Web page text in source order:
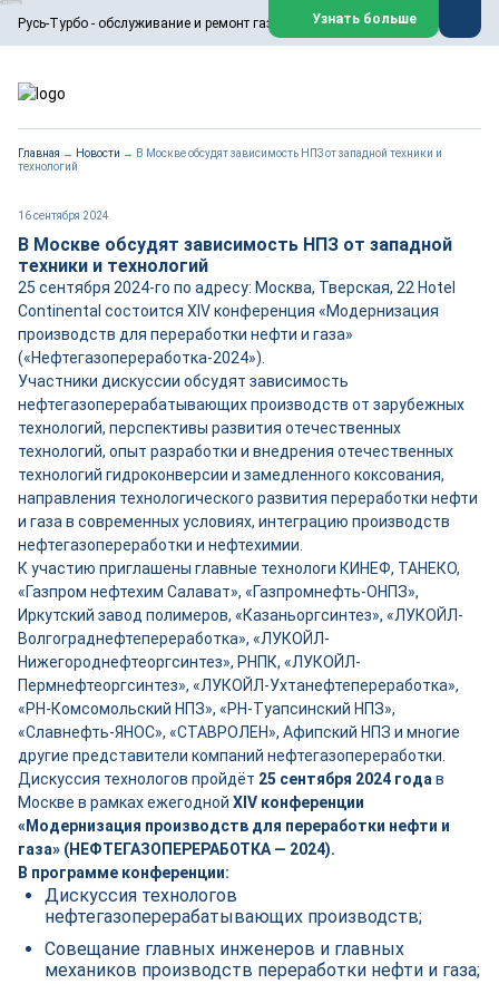
Русь-Турбо - обслуживание и ремонт газовых паровых турбин
ООО «Русь-Турбо» занимается сервисом газовых и паровых
турбин, комплексным ремонтом, восстановлением,
техническим обслуживанием оборудования ТЭС,
работают на нефтегазовых, нефтехимических,
металлургических и других предприятиях.
Реклама. ООО «Русь-Турбо», ИНН 7802588950
erid: F7NfYUJCUneVdwPs4znf
Узнать больше
Главная → Новости → В Москве обсудят зависимость НПЗ от западной техники и
технологий
16 сентября 2024
В Москве обсудят зависимость НПЗ от западной
техники и технологий
25 сентября 2024-го по адресу: Москва, Тверская, 22 Hotel
Continental состоится XIV конференция «Модернизация
производств для переработки нефти и газа»
(«Нефтегазопереработка-2024»).
Участники дискуссии обсудят зависимость
нефтегазоперерабатывающих производств от зарубежных
технологий, перспективы развития отечественных
технологий, опыт разработки и внедрения отечественных
технологий гидроконверсии и замедленного коксования,
направления технологического развития переработки нефти
и газа в современных условиях, интеграцию производств
нефтегазопереработки и нефтехимии.
К участию приглашены главные технологи КИНЕФ, ТАНЕКО,
«Газпром нефтехим Салават», «Газпромнефть-ОНПЗ»,
Иркутский завод полимеров, «Казаньоргсинтез», «ЛУКОЙЛ-
Волгограднефтепереработка», «ЛУКОЙЛ-
Нижегороднефтеоргсинтез», РНПК, «ЛУКОЙЛ-
Пермнефтеоргсинтез», «ЛУКОЙЛ-Ухтанефтепереработка»,
«РН-Комсомольский НПЗ», «РН-Туапсинский НПЗ»,
«Славнефть-ЯНОС», «СТАВРОЛЕН», Афипский НПЗ и многие
другие представители компаний нефтегазопереработки.
Дискуссия технологов пройдёт 25 сентября 2024 года в
Москве в рамках ежегодной XIV конференции
«Модернизация производств для переработки нефти и
газа» (НЕФТЕГАЗОПЕРЕРАБОТКА — 2024).
В программе конференции:
Дискуссия технологов
нефтегазоперерабатывающих производств;
Совещание главных инженеров и главных
механиков производств переработки нефти и газа;